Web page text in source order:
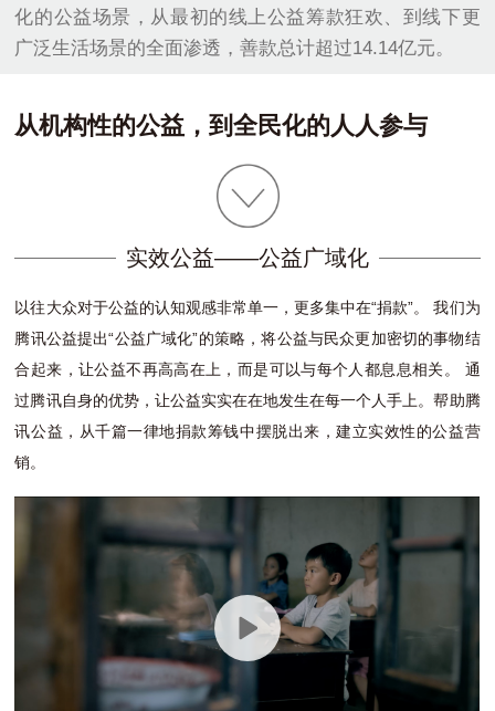
化的公益场景，从最初的线上公益筹款狂欢、到线下更
广泛生活场景的全面渗透，善款总计超过14.14亿元。
从机构性的公益，到全民化的人人参与
实效公益——公益广域化
以往大众对于公益的认知观感非常单一，更多集中在“捐款”。 我们为
腾讯公益提出“公益广域化”的策略，将公益与民众更加密切的事物结
合起来，让公益不再高高在上，而是可以与每个人都息息相关。 通
过腾讯自身的优势，让公益实实在在地发生在每一个人手上。帮助腾
讯公益，从千篇一律地捐款筹钱中摆脱出来，建立实效性的公益营
销。